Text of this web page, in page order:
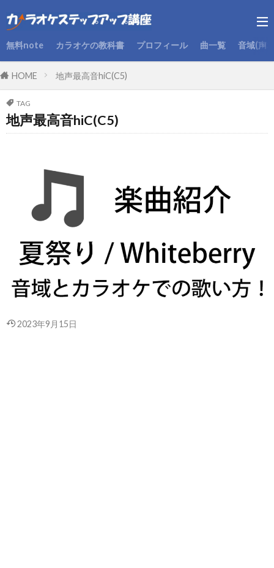
無料note カラオケの教科書 プロフィール 曲一覧 音域(声
HOME 地声最高音hiC(C5)
TAG
地声最高音hiC(C5)
2023年9月15日